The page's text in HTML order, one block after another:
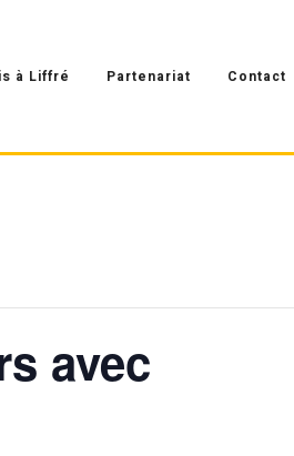
à Liffré Partenariat Contact
avec